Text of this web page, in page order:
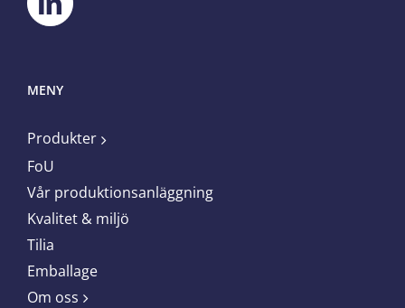
MENY
Produkter
FoU
Vår produktionsanläggning
Kvalitet & miljö
Tilia
Emballage
Om oss